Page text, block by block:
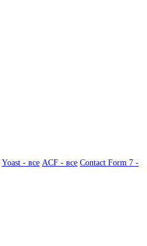
Yoast - все ACF - все Contact Form 7 -